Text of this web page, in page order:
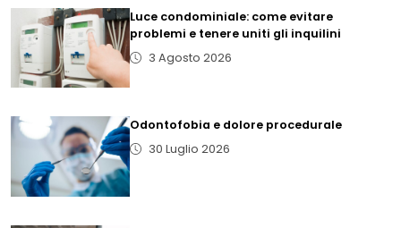
Luce condominiale: come evitare
problemi e tenere uniti gli inquilini
3 Agosto 2026
Odontofobia e dolore procedurale
30 Luglio 2026